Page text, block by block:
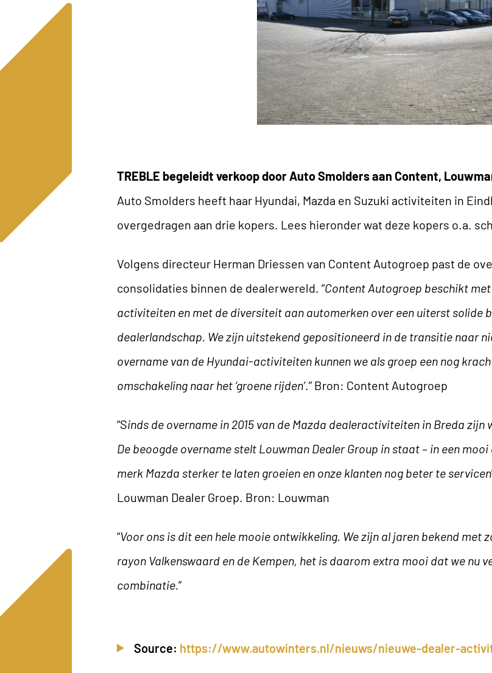
TREBLE begeleidt verkoop door Auto Smolders aan Content,
Auto Smolders heeft haar Hyundai, Mazda en Suzuki activiteiten in
overgedragen aan drie kopers. Lees hieronder wat deze kopers o.a.
Volgens directeur Herman Driessen van Content Autogroep past de
consolidaties binnen de dealerwereld. “Content Autogroep beschikt
activiteiten en met de diversiteit aan automerken over een uiterst solide
dealerlandschap. We zijn uitstekend gepositioneerd in de transitie naar
overname van de Hyundai-activiteiten kunnen we als groep een nog
omschakeling naar het ‘groene rijden’.” Bron: Content Autogroep
“Sinds de overname in 2015 van de Mazda dealeractiviteiten in Breda
De beoogde overname stelt Louwman Dealer Group in staat – in een
merk Mazda sterker te laten groeien en onze klanten nog beter te servicen
Louwman Dealer Groep. Bron: Louwman
“Voor ons is dit een hele mooie ontwikkeling. We zijn al jaren bekend met
rayon Valkenswaard en de Kempen, het is daarom extra mooi dat we nu
combinatie.”
Source: https://www.autowinters.nl/nieuws/nieuwe-dealer-